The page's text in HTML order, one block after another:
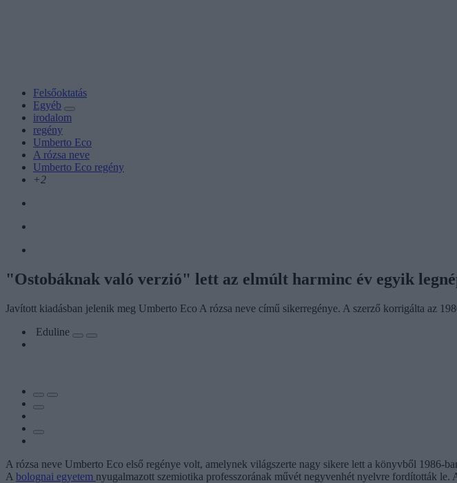
Felsőoktatás
Egyéb
irodalom
regény
Umberto Eco
A rózsa neve
Umberto Eco regény
+2
"Ostobáknak való verzió" lett az elmúlt harminc év egyik
Javított kiadásban jelenik meg Umberto Eco A rózsa neve című sikerregénye. A szerző korrigálta az
Eduline
A rózsa neve Umberto Eco első regénye volt, amelynek világszerte nagy sikere lett a könyvből
A bolognai egyetem nyugalmazott szemiotika professzorának művét negyvenhét nyelvre fordították